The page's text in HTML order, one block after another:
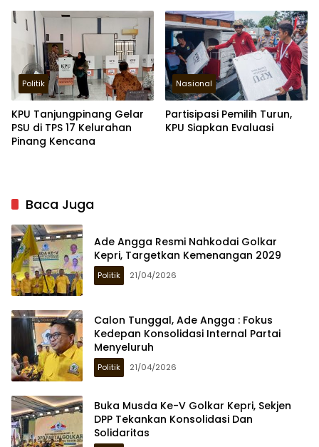
Politik
KPU Tanjungpinang Gelar
PSU di TPS 17 Kelurahan
Pinang Kencana
Nasional
Partisipasi Pemilih Turun,
KPU Siapkan Evaluasi
Baca Juga
Ade Angga Resmi Nahkodai Golkar
Kepri, Targetkan Kemenangan 2029
Politik 21/04/2026
Calon Tunggal, Ade Angga : Fokus
Kedepan Konsolidasi Internal Partai
Menyeluruh
Politik 21/04/2026
Buka Musda Ke-V Golkar Kepri, Sekjen
DPP Tekankan Konsolidasi Dan
Solidaritas